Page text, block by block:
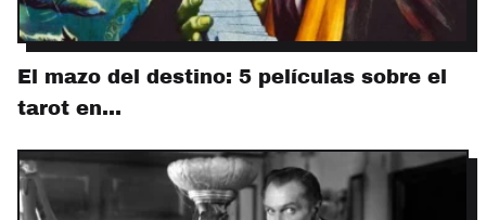
El mazo del destino: 5 películas sobre el
tarot en…